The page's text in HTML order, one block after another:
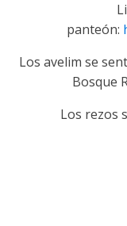
panteón:
Los avelim se
Bosque
Los rezos